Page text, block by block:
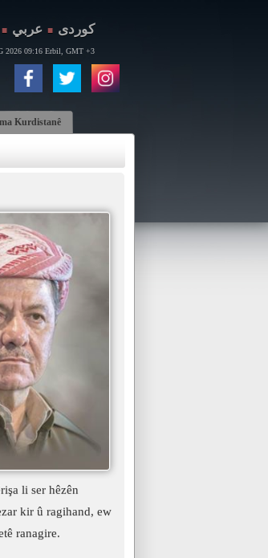
■ كوردی ■ عربي
2026 09:16 Erbil, GMT +3
Kurdistanê
li ser hêzên
kir û ragihand, ew
ranagire.